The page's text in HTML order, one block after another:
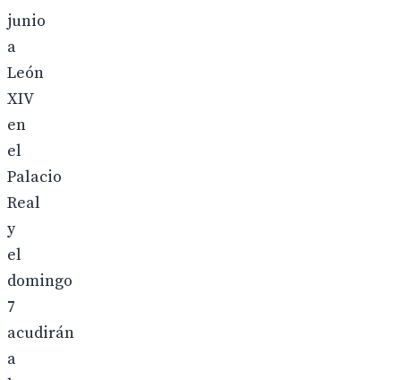
junio
a
León
XIV
en
el
Palacio
Real
y
el
domingo
7
acudirán
a